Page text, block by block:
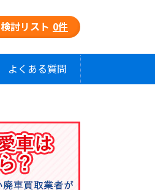
検討リスト 0件
よくある質問